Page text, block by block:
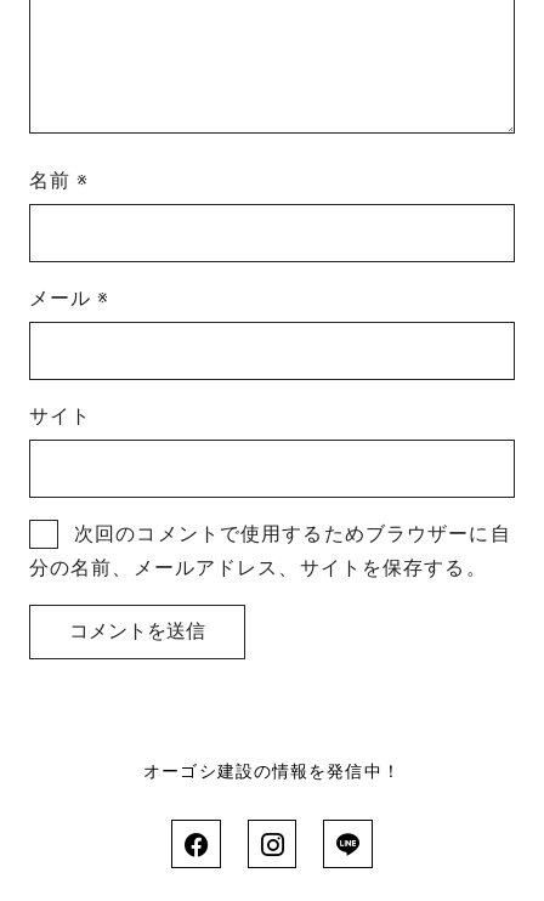
名前※
メール※
サイト
次回のコメントで使用するためブラウザーに自
分の名前、メールアドレス、サイトを保存する。
オーゴシ建設の情報を発信中！